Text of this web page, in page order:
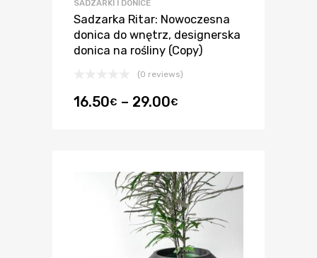
SADZARKI I DONICE
Sadzarka Ritar: Nowoczesna
donica do wnętrz, designerska
donica na rośliny (Copy)
(0 reviews)
16.50€ – 29.00€